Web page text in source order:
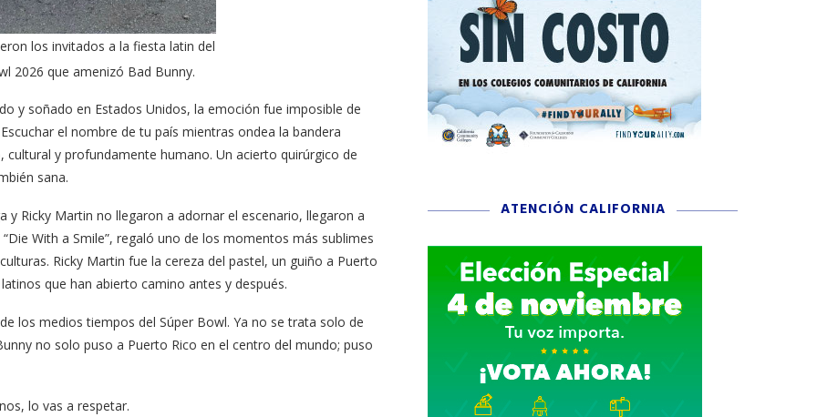
los invitados a la fiesta latin del
2026 que amenizó Bad Bunny.
y soñado en Estados Unidos, la emoción fue imposible de
el nombre de tu país mientras ondea la bandera
y profundamente humano. Un acierto quirúrgico de
sana.
Ricky Martin no llegaron a adornar el escenario, llegaron a
With a Smile”, regaló uno de los momentos más sublimes
Ricky Martin fue la cereza del pastel, un guiño a Puerto
que han abierto camino antes y después.
los medios tiempos del Súper Bowl. Ya no se trata solo de
no solo puso a Puerto Rico en el centro del mundo; puso
lo vas a respetar.
ATENCIÓN CALIFORNIA